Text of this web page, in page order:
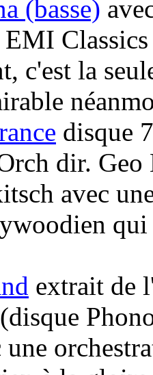
(basse)
c'est la
disque
dir. Geo
avec
extrait de
une